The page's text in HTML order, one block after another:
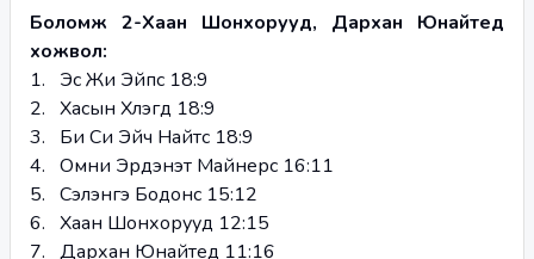
Боломж 2-Хаан Шонхорууд, Дархан Юнайтед
хожвол:
1.   Эс Жи Эйпс 18:9
2.   Хасын Хүлэгүүд 18:9
3.   Би Си Эйч Найтс 18:9
4.   Омни Эрдэнэт Майнерс 16:11
5.   Сэлэнгэ Бодонс 15:12
6.   Хаан Шонхорууд 12:15
7.   Дархан Юнайтед 11:16